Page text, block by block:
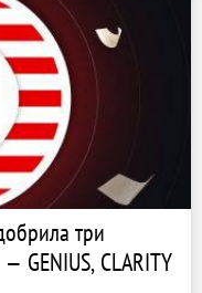
три
GENIUS, CLARITY